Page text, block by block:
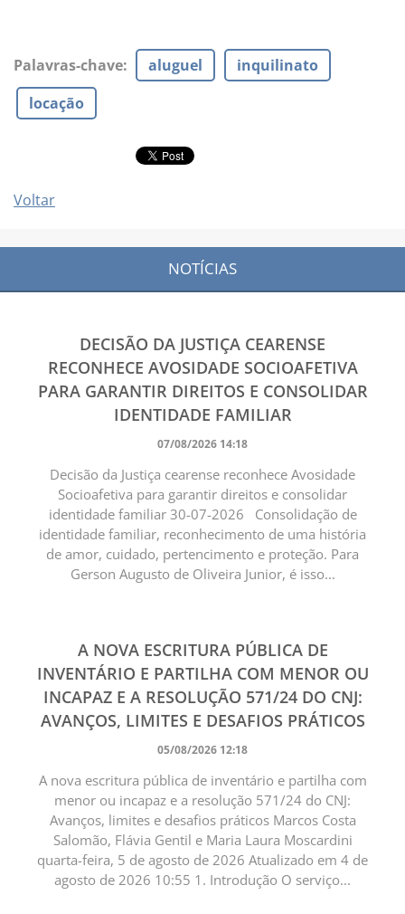
Palavras-chave: aluguel
inquilinato
locação
Voltar
NOTÍCIAS
DECISÃO DA JUSTIÇA CEARENSE
RECONHECE AVOSIDADE SOCIOAFETIVA
PARA GARANTIR DIREITOS E CONSOLIDAR
IDENTIDADE FAMILIAR
07/08/2026 14:18
Decisão da Justiça cearense reconhece Avosidade
Socioafetiva para garantir direitos e consolidar
identidade familiar 30-07-2026 Consolidação de
identidade familiar, reconhecimento de uma história
de amor, cuidado, pertencimento e proteção. Para
Gerson Augusto de Oliveira Junior, é isso...
A NOVA ESCRITURA PÚBLICA DE
INVENTÁRIO E PARTILHA COM MENOR OU
INCAPAZ E A RESOLUÇÃO 571/24 DO CNJ:
AVANÇOS, LIMITES E DESAFIOS PRÁTICOS
05/08/2026 12:18
A nova escritura pública de inventário e partilha com
menor ou incapaz e a resolução 571/24 do CNJ:
Avanços, limites e desafios práticos Marcos Costa
Salomão, Flávia Gentil e Maria Laura Moscardini
quarta-feira, 5 de agosto de 2026 Atualizado em 4 de
agosto de 2026 10:55 1. Introdução O serviço...